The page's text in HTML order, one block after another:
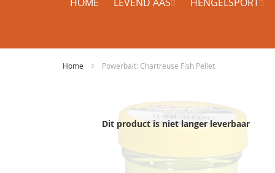
Home Powerbait: Chartreuse Fish Pellet
Dit product is niet langer leverbaar